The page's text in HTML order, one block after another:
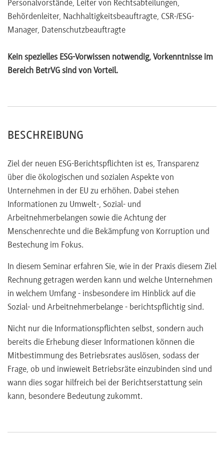
Personalvorstände, Leiter von Rechtsabteilungen,
Behördenleiter, Nachhaltigkeitsbeauftragte, CSR-/ESG-
Manager, Datenschutzbeauftragte
Kein spezielles ESG-Vorwissen notwendig, Vorkenntnisse im
Bereich BetrVG sind von Vorteil.
BESCHREIBUNG
Ziel der neuen ESG-Berichtspflichten ist es, Transparenz
über die ökologischen und sozialen Aspekte von
Unternehmen in der EU zu erhöhen. Dabei stehen
Informationen zu Umwelt-, Sozial- und
Arbeitnehmerbelangen sowie die Achtung der
Menschenrechte und die Bekämpfung von Korruption und
Bestechung im Fokus.
In diesem Seminar erfahren Sie, wie in der Praxis diesem Ziel
Rechnung getragen werden kann und welche Unternehmen
in welchem Umfang - insbesondere im Hinblick auf die
Sozial- und Arbeitnehmerbelange - berichtspflichtig sind.
Nicht nur die Informationspflichten selbst, sondern auch
bereits die Erhebung dieser Informationen können die
Mitbestimmung des Betriebsrates auslösen, sodass der
Frage, ob und inwieweit Betriebsräte einzubinden sind und
wann dies sogar hilfreich bei der Berichtserstattung sein
kann, besondere Bedeutung zukommt.